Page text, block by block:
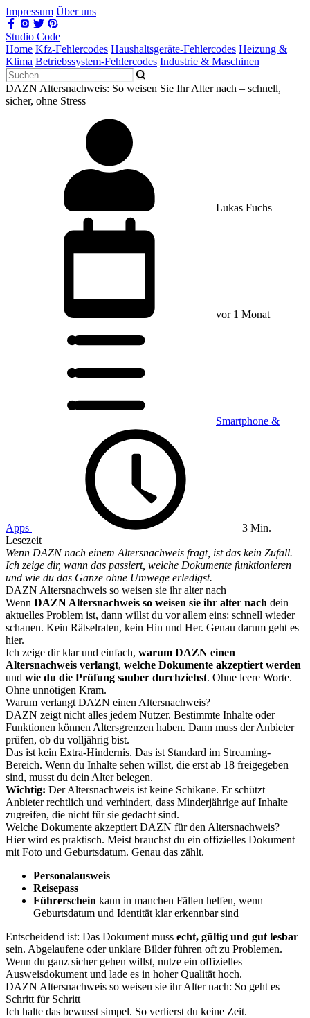
Impressum Über uns
Studio Code
Home Kfz-Fehlercodes Haushaltsgeräte-Fehlercodes Heizung &
Klima Betriebssystem-Fehlercodes Industrie & Maschinen
DAZN Altersnachweis: So weisen Sie Ihr Alter nach – schnell,
sicher, ohne Stress
Lukas Fuchs
vor 1 Monat
Smartphone &
Apps
3 Min.
Lesezeit
Wenn DAZN nach einem Altersnachweis fragt, ist das kein Zufall.
Ich zeige dir, wann das passiert, welche Dokumente funktionieren
und wie du das Ganze ohne Umwege erledigst.
DAZN Altersnachweis so weisen sie ihr alter nach
Wenn DAZN Altersnachweis so weisen sie ihr alter nach dein
aktuelles Problem ist, dann willst du vor allem eins: schnell wieder
schauen. Kein Rätselraten, kein Hin und Her. Genau darum geht es
hier.
Ich zeige dir klar und einfach, warum DAZN einen
Altersnachweis verlangt, welche Dokumente akzeptiert werden
und wie du die Prüfung sauber durchziehst. Ohne leere Worte.
Ohne unnötigen Kram.
Warum verlangt DAZN einen Altersnachweis?
DAZN zeigt nicht alles jedem Nutzer. Bestimmte Inhalte oder
Funktionen können Altersgrenzen haben. Dann muss der Anbieter
prüfen, ob du volljährig bist.
Das ist kein Extra-Hindernis. Das ist Standard im Streaming-
Bereich. Wenn du Inhalte sehen willst, die erst ab 18 freigegeben
sind, musst du dein Alter belegen.
Wichtig: Der Altersnachweis ist keine Schikane. Er schützt
Anbieter rechtlich und verhindert, dass Minderjährige auf Inhalte
zugreifen, die nicht für sie gedacht sind.
Welche Dokumente akzeptiert DAZN für den Altersnachweis?
Hier wird es praktisch. Meist brauchst du ein offizielles Dokument
mit Foto und Geburtsdatum. Genau das zählt.
Personalausweis
Reisepass
Führerschein kann in manchen Fällen helfen, wenn
Geburtsdatum und Identität klar erkennbar sind
Entscheidend ist: Das Dokument muss echt, gültig und gut lesbar
sein. Abgelaufene oder unklare Bilder führen oft zu Problemen.
Wenn du ganz sicher gehen willst, nutze ein offizielles
Ausweisdokument und lade es in hoher Qualität hoch.
DAZN Altersnachweis so weisen sie ihr Alter nach: So geht es
Schritt für Schritt
Ich halte das bewusst simpel. So verlierst du keine Zeit.